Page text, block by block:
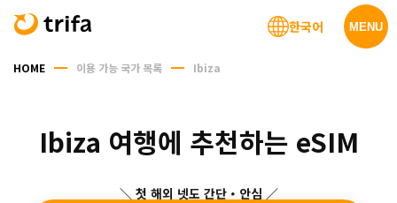
MENU
한국어
HOME 이용 가능 국가 목록 Ibiza
Ibiza 여행에 추천하는 eSIM
＼ 첫 해외 넷도 간단・안심 ／